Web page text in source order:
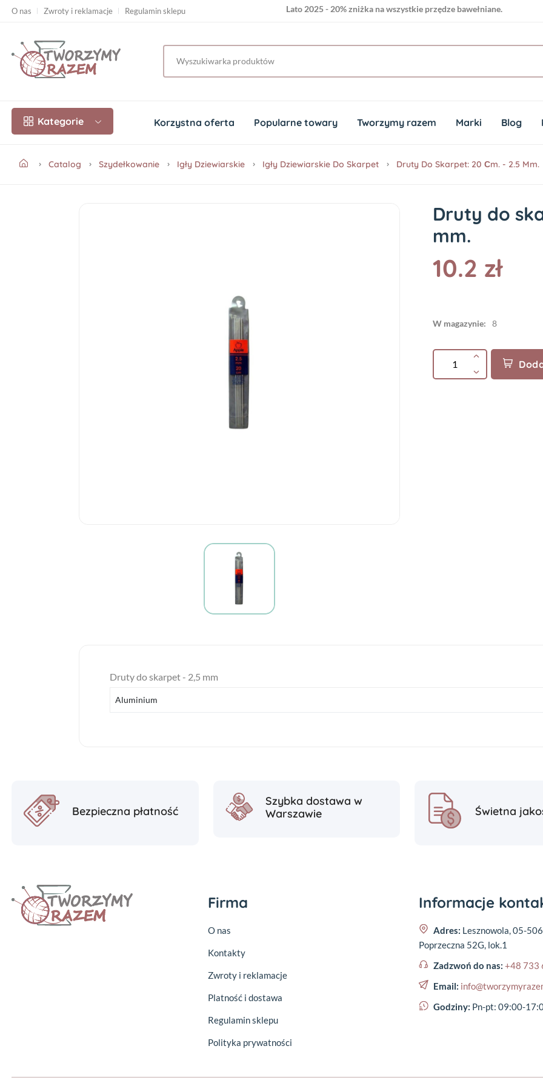
O nas Zwroty i reklamacje Regulamin sklepu Lato 2025 - 20% zniżka na wszystkie przędze bawełniane.
Kategorie Korzystna oferta Popularne towary Tworzymy razem Marki Blog
Catalog Szydełkowanie Igły Dziewiarskie Igły Dziewiarskie Do Skarpet Druty Do Skarpet: 20 Сm. - 2.5 Mm.
Druty do
mm.
10.2 zł
W magazynie: 8
Druty do skarpet - 2,5 mm
Aluminium
Bezpieczna płatność
Szybka dostawa w
Warszawie
Świetna
Firma
O nas
Kontakty
Zwroty i reklamacje
Platność i dostawa
Regulamin sklepu
Polityka prywatności
Informacje
Adres: Lesznowola, 05-
Poprzeczna 52G, lok.1
Zadzwoń do nas: +48 733
Email:
Godziny: Pn-pt: 09:00-